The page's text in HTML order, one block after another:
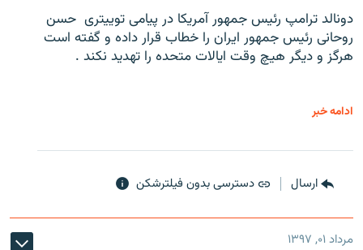
دونالد ترامپ رئیس جمهور آمریکا در پیامی توییتری ‌ حسن
روحانی رئیس جمهور ایران را خطاب قرار داده و گفته است
هرگز و دیگر هیچ وقت ایالات متحده را تهدید نکند .
ادامه خبر
ارسال دسترسی بدون فیلترشکن
مرداد ۰۱, ۱۳۹۷